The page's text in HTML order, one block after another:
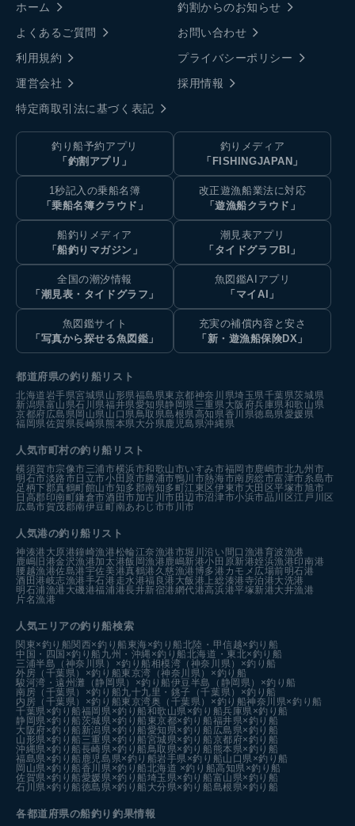
ホーム
釣割からのお知らせ
よくあるご質問
お問い合わせ
利用規約
プライバシーポリシー
運営会社
採用情報
特定商取引法に基づく表記
釣り船予約アプリ
「釣割アプリ」
釣りメディア
「FISHINGJAPAN」
1秒記入の乗船名簿
「乗船名簿クラウド」
改正遊漁船業法に対応
「遊漁船クラウド」
船釣りメディア
「船釣りマガジン」
潮見表アプリ
「タイドグラフBI」
全国の潮汐情報
「潮見表・タイドグラフ」
魚図鑑AIアプリ
「マイAI」
魚図鑑サイト
「写真から探せる魚図鑑」
充実の補償内容と安さ
「新・遊漁船保険DX」
都道府県の釣り船リスト
北海道岩手県宮城県山形県福島県東京都神奈川県埼玉県千葉県茨城県
新潟県富山県石川県福井県愛知県静岡県三重県大阪府兵庫県和歌山県
京都府広島県岡山県山口県鳥取県島根県高知県香川県徳島県愛媛県
福岡県佐賀県長崎県熊本県大分県鹿児島県沖縄県
人気市町村の釣り船リスト
横須賀市宗像市三浦市横浜市和歌山市いすみ市福岡市鹿嶋市北九州市
明石市淡路市 日立市小田原市勝浦市鴨川市熱海市南房総市富津市糸島市
足柄下郡真鶴町館山市知多郡南知多町江東区伊東市大田区平塚市旭市
日高郡印南町鎌倉市酒田市加古川市 田辺市沼津市小浜市品川区江戸川区
広島市賀茂郡南伊豆町南あわじ市市川市
人気港の釣り船リスト
神湊港 大原港鐘崎漁港松輪江奈漁港市堀川沿い 間口漁港育波漁港
鹿嶋旧港金沢漁港加太港飯岡漁港鹿嶋新港小田原新港姪浜漁港印南港
腰越漁港佐島港宇佐美港真鶴港 久慈漁港博多港カモメ広場前明石港
酒田港岐志漁港手石港 走水港福良港 大飯港 上総湊港寺泊港大洗港
明石浦漁港 大磯港福浦港長井新宿港網代港高浜港平塚新港大井漁港
片名漁港
人気エリアの釣り船検索
関東×釣り船関西×釣り船 東海×釣り船北陸・甲信越×釣り船
中国・四国×釣り船 九州・沖縄×釣り船北海道・東北×釣り船
三浦半島（神奈川県）×釣り船相模湾（神奈川県）×釣り船
外房（千葉県）×釣り船東京湾（神奈川県）×釣り船
駿河湾・遠州灘（静岡県）×釣り船伊豆半島（静岡県）×釣り船
南房（千葉県）×釣り船九十九里・銚子（千葉県）×釣り船
内房（千葉県）×釣り船東京湾奥（千葉県）×釣り船神奈川県×釣り船
千葉県×釣り船福岡県×釣り船和歌山県×釣り船兵庫県×釣り船
静岡県×釣り船茨城県×釣り船 東京都×釣り船福井県×釣り船
大阪府×釣り船 新潟県×釣り船愛知県×釣り船 広島県×釣り船
山形県×釣り船 三重県×釣り船宮城県×釣り船京都府×釣り船
沖縄県×釣り船長崎県×釣り船鳥取県×釣り船 熊本県×釣り船
福島県×釣り船 鹿児島県×釣り船岩手県×釣り船山口県×釣り船
岡山県×釣り船香川県×釣り船北海道 ×釣り船高知県×釣り船
佐賀県×釣り船愛媛県×釣り船埼玉県×釣り船富山県×釣り船
石川県×釣り船徳島県×釣り船 大分県×釣り船島根県×釣り船
各都道府県の船釣り釣果情報